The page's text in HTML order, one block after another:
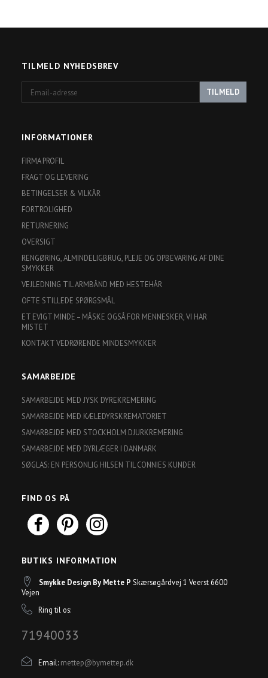
TILMELD NYHEDSBREV
adresse
TILMELD
INFORMATIONER
FIRMA PROFIL
FRAGT OG LEVERING
BETINGELSER & VILKÅR
FORTROLIGHED
RETURNERING
OVERSIGT
RENGØRING, ALMINDELIGBRUG, PLEJE OG OPBEVARING AF DINE
SMYKKER
VEJLEDNING TIL ARMBÅND MED HESTEHÅR
OFTE STILLEDE SPØRGSMÅL
ET EVIGT MINDE – MÅSKE OGSÅ FOR MENNESKER, VI HAR
MISTET
KONTAKT VEDRØRENDE MINDESMYKKER
SAMARBEJDE
SAMARBEJDE MED JYSK DYREKREMERING
SAMARBEJDE MED KÆLEDYRSKREMATORIET
SAMARBEJDE MED STOCKHOLM DJURKREMERING
SAMARBEJDE MED DYRLÆGER I DANMARK
SØGLAS: EN PERSONLIG HILSEN TIL CONNIES KUNDER
FIND OS PÅ
BUTIKS INFORMATION
Smykke Design By Mette P Skærsøgårdvej 1 Veerst 6600
Vejen
Ring til os:
71940033
Email: mettep@bymettep.dk